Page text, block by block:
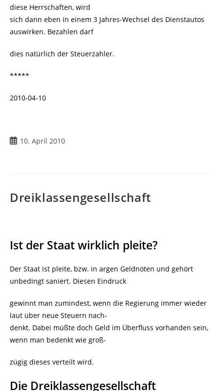
diese Herrschaften, wird
sich dann eben in einem 3 Jahres-Wechsel des Dienstautos
auswirken. Bezahlen darf
dies natürlich der Steuerzahler.
*****
2010-04-10
Beitrag10. April 2010
Dreiklassengesellschaft
Ist der Staat wirklich pleite?
Der Staat ist pleite, bzw. in argen Geldnöten und gehört
unbedingt saniert. Diesen Eindruck
gewinnt man zumindest, wenn die Regierung immer wieder
laut über neue Steuern nach-
denkt. Dabei müßte doch Geld im Überfluss vorhanden sein,
wenn man bedenkt wie groß-
zügig dieses verteilt wird.
Die Dreiklassengesellschaft